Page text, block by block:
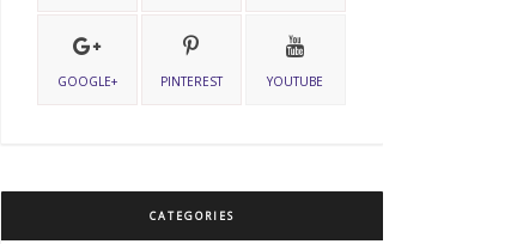
GOOGLE+ PINTEREST YOUTUBE
CATEGORIES